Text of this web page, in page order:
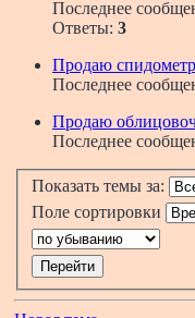
Последнее
Ответы: 3
Продаю
Последнее
Продаю
Последнее
Показать темы за:
Поле сортировки